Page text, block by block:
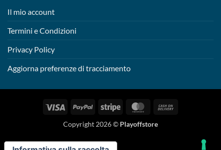
Il mio account
Termini e Condizioni
Privacy Policy
Aggiorna preferenze di tracciamento
Visa PayPal Stripe MasterCard
Copyright 2026 © Playoffstore